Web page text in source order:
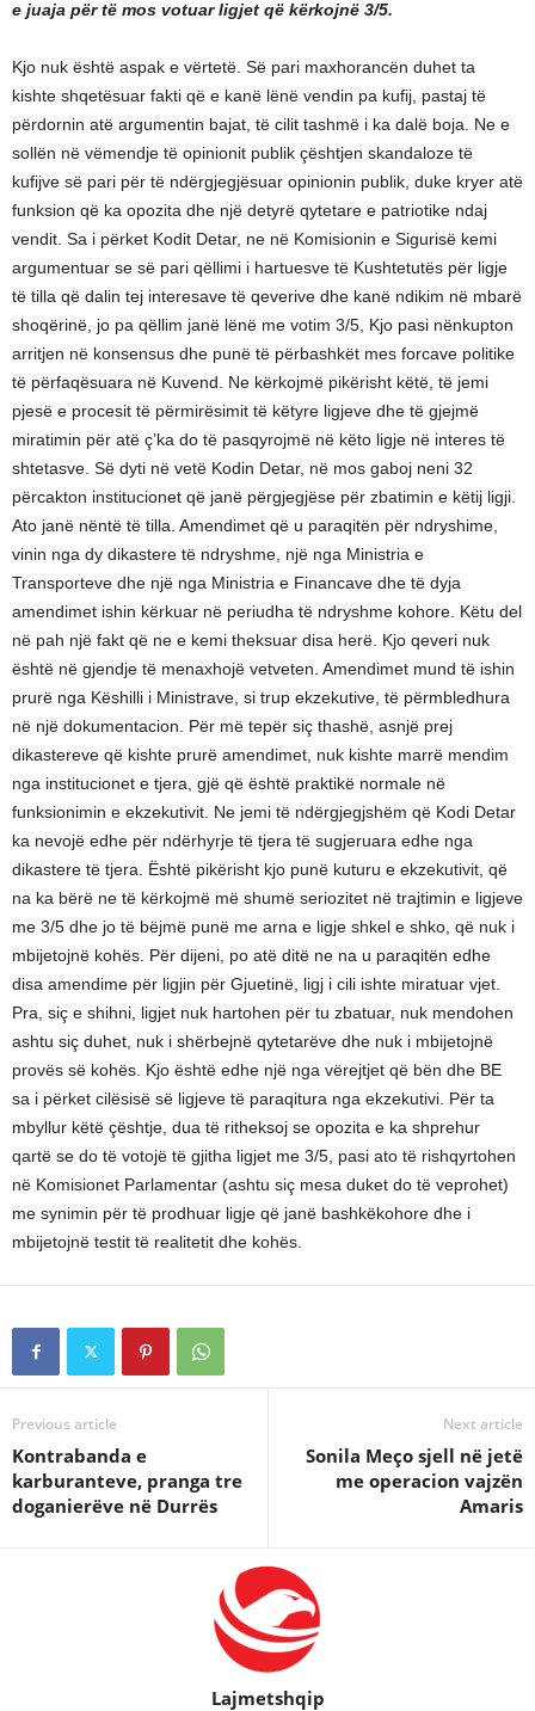
e juaja për të mos votuar ligjet që kërkojnë 3/5.
Kjo nuk është aspak e vërtetë. Së pari maxhorancën duhet ta
kishte shqetësuar fakti që e kanë lënë vendin pa kufij, pastaj të
përdornin atë argumentin bajat, të cilit tashmë i ka dalë boja. Ne e
sollën në vëmendje të opinionit publik çështjen skandaloze të
kufijve së pari për të ndërgjegjësuar opinionin publik, duke kryer atë
funksion që ka opozita dhe një detyrë qytetare e patriotike ndaj
vendit. Sa i përket Kodit Detar, ne në Komisionin e Sigurisë kemi
argumentuar se së pari qëllimi i hartuesve të Kushtetutës për ligje
të tilla që dalin tej interesave të qeverive dhe kanë ndikim në mbarë
shoqërinë, jo pa qëllim janë lënë me votim 3/5, Kjo pasi nënkupton
arritjen në konsensus dhe punë të përbashkët mes forcave politike
të përfaqësuara në Kuvend. Ne kërkojmë pikërisht këtë, të jemi
pjesë e procesit të përmirësimit të këtyre ligjeve dhe të gjejmë
miratimin për atë ç’ka do të pasqyrojmë në këto ligje në interes të
shtetasve. Së dyti në vetë Kodin Detar, në mos gaboj neni 32
përcakton institucionet që janë përgjegjëse për zbatimin e këtij ligji.
Ato janë nëntë të tilla. Amendimet që u paraqitën për ndryshime,
vinin nga dy dikastere të ndryshme, një nga Ministria e
Transporteve dhe një nga Ministria e Financave dhe të dyja
amendimet ishin kërkuar në periudha të ndryshme kohore. Këtu del
në pah një fakt që ne e kemi theksuar disa herë. Kjo qeveri nuk
është në gjendje të menaxhojë vetveten. Amendimet mund të ishin
prurë nga Këshilli i Ministrave, si trup ekzekutive, të përmbledhura
në një dokumentacion. Për më tepër siç thashë, asnjë prej
dikastereve që kishte prurë amendimet, nuk kishte marrë mendim
nga institucionet e tjera, gjë që është praktikë normale në
funksionimin e ekzekutivit. Ne jemi të ndërgjegjshëm që Kodi Detar
ka nevojë edhe për ndërhyrje të tjera të sugjeruara edhe nga
dikastere të tjera. Është pikërisht kjo punë kuturu e ekzekutivit, që
na ka bërë ne të kërkojmë më shumë seriozitet në trajtimin e ligjeve
me 3/5 dhe jo të bëjmë punë me arna e ligje shkel e shko, që nuk i
mbijetojnë kohës. Për dijeni, po atë ditë ne na u paraqitën edhe
disa amendime për ligjin për Gjuetinë, ligj i cili ishte miratuar vjet.
Pra, siç e shihni, ligjet nuk hartohen për tu zbatuar, nuk mendohen
ashtu siç duhet, nuk i shërbejnë qytetarëve dhe nuk i mbijetojnë
provës së kohës. Kjo është edhe një nga vërejtjet që bën dhe BE
sa i përket cilësisë së ligjeve të paraqitura nga ekzekutivi. Për ta
mbyllur këtë çështje, dua të ritheksoj se opozita e ka shprehur
qartë se do të votojë të gjitha ligjet me 3/5, pasi ato të rishqyrtohen
në Komisionet Parlamentar (ashtu siç mesa duket do të veprohet)
me synimin për të prodhuar ligje që janë bashkëkohore dhe i
mbijetojnë testit të realitetit dhe kohës.
Previous article
Kontrabanda e
karburanteve, pranga tre
doganierëve në Durrës
Next article
Sonila Meço sjell në jetë
me operacion vajzën
Amaris
Lajmetshqip